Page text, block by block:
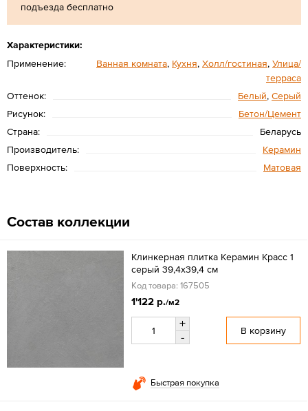
подъезда бесплатно
Характеристики:
Применение:
Ванная комната, Кухня, Холл/гостиная, Улица/
терраса
Оттенок:
Белый, Серый
Рисунок:
Бетон/Цемент
Страна:
Беларусь
Производитель:
Керамин
Поверхность:
Матовая
Состав коллекции
Клинкерная плитка Керамин Красс 1
серый 39,4x39,4 см
Код товара: 167505
1'122 р./м2
+
-
В корзину
Быстрая покупка